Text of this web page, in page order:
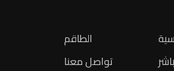
الطاقم
تواصل معنا